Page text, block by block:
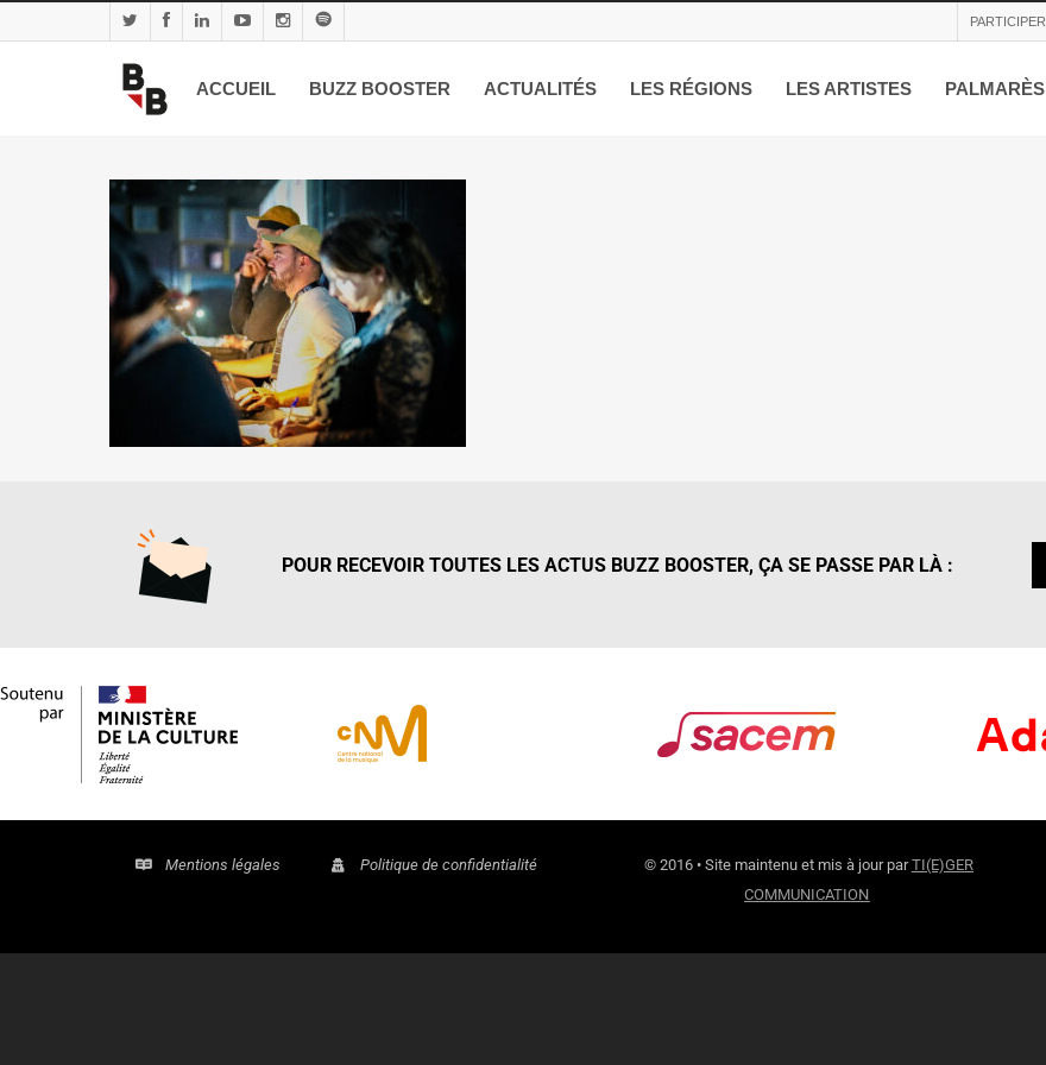
PARTICIPER
ACCUEIL BUZZ BOOSTER ACTUALITÉS LES RÉGIONS LES ARTISTES PALMARÈS
POUR RECEVOIR TOUTES LES ACTUS BUZZ BOOSTER, ÇA SE PASSE PAR LÀ :
Mentions légales Politique de confidentialité © 2016 • Site maintenu et mis à jour parTI(E)GER
COMMUNICATION